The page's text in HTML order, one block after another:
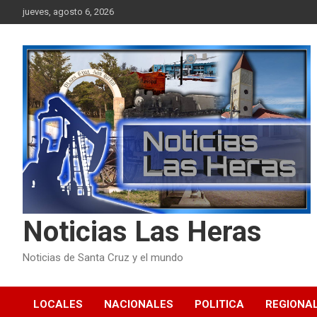
to
jueves, agosto 6, 2026
Noticias Las Heras
Noticias de Santa Cruz y el mundo
LOCALES NACIONALES POLITICA